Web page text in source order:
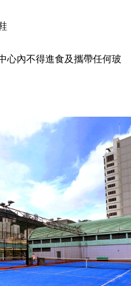
心內不得進食及攜帶任何玻